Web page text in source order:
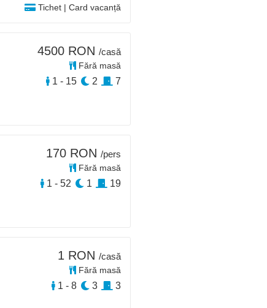
Tichet | Card vacanță
4500 RON /casă
Fără masă
1 - 15 2 7
170 RON /pers
Fără masă
1 - 52 1 19
1 RON /casă
Fără masă
1 - 8 3 3